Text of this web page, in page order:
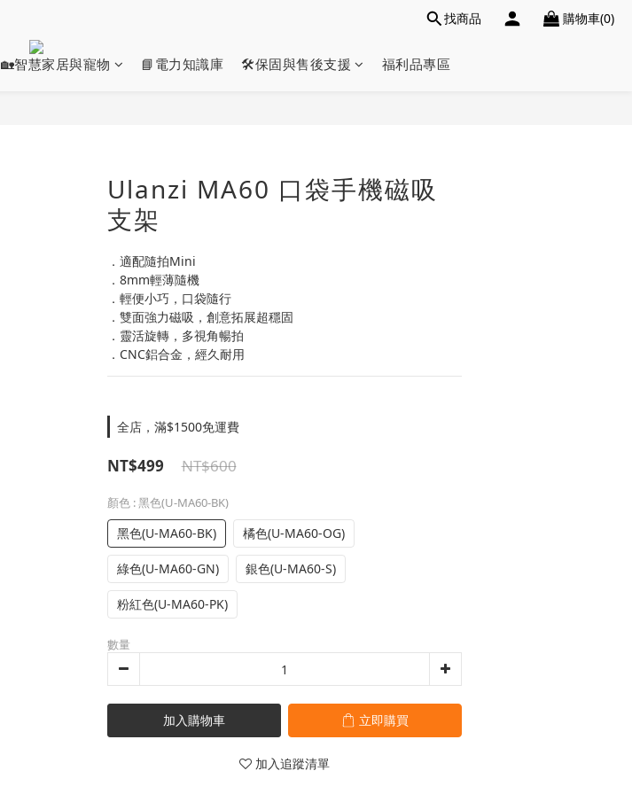
找商品 購物車(0)
🏡智慧家居與寵物 📘電力知識庫 🛠️保固與售後支援 福利品專區
Ulanzi MA60 口袋手機磁吸
支架
．適配隨拍Mini
．8mm輕薄隨機
．輕便小巧，口袋隨行
．雙面強力磁吸，創意拓展超穩固
．靈活旋轉，多視角暢拍
．CNC鋁合金，經久耐用
全店，滿$1500免運費
NT$600
NT$499
顏色 : 黑色(U-MA60-BK)
黑色(U-MA60-BK) 橘色(U-MA60-OG)
綠色(U-MA60-GN) 銀色(U-MA60-S)
粉紅色(U-MA60-PK)
數量
加入購物車 立即購買
加入追蹤清單